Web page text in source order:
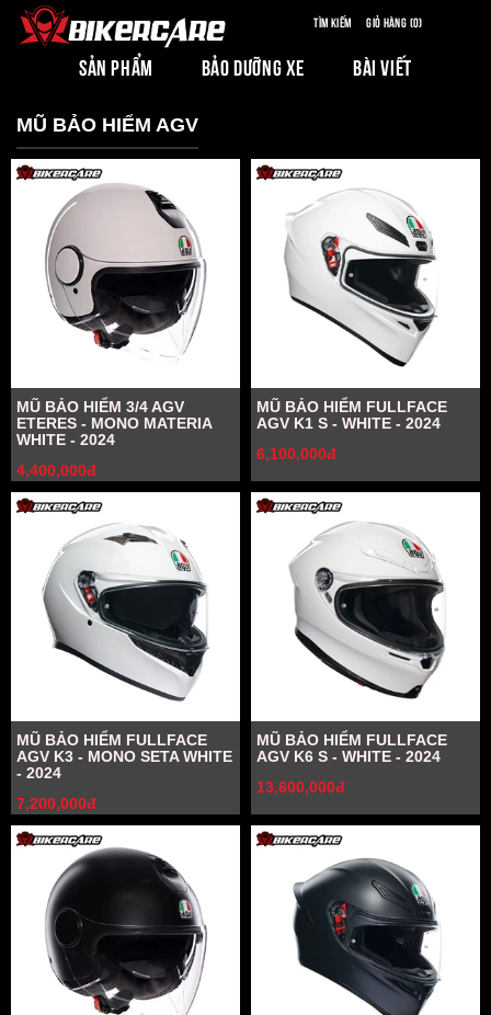
Tìm kiếm Giỏ hàng (0)
SẢN PHẨM BẢO DƯỠNG XE BÀI VIẾT
MŨ BẢO HIỂM AGV
MŨ BẢO HIỂM 3/4 AGV
ETERES - MONO MATERIA
WHITE - 2024
4,400,000đ
MŨ BẢO HIỂM FULLFACE
AGV K1 S - WHITE - 2024
6,100,000đ
MŨ BẢO HIỂM FULLFACE
AGV K3 - MONO SETA WHITE
- 2024
7,200,000đ
MŨ BẢO HIỂM FULLFACE
AGV K6 S - WHITE - 2024
13,600,000đ